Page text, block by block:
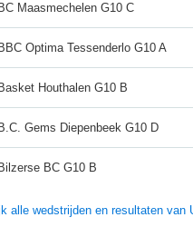
BC Maasmechelen G10 C
BBC Optima Tessenderlo G10 A
Basket Houthalen G10 B
B.C. Gems Diepenbeek G10 D
Bilzerse BC G10 B
alle wedstrijden en resultaten van